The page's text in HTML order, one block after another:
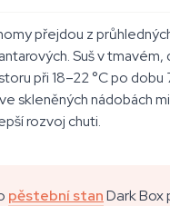
přejdou z
Suš v tmavém,
při 18–22 °C po dobu
skleněných nádobách
rozvoj chuti.
pěstební stanDark Box